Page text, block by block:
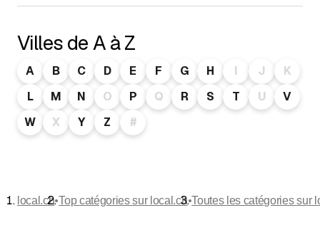
Villes de A à Z
A B C D E F G H I J
K
L
M N O P Q R S T U
V
W
X Y Z #
local.ch•Top catégories sur local.ch•Toutes les catégories sur